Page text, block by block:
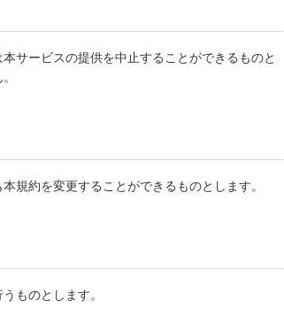
サービスの提供を中止することができるものと
規約を変更することができるものとします。
ものとします。